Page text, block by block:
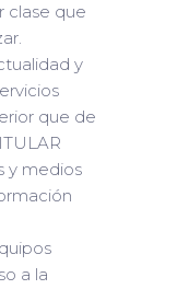
clase que
y
que de
y medios
a la